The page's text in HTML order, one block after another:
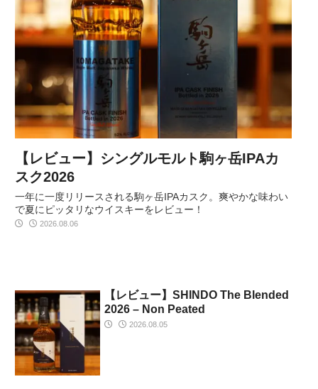
【レビュー】シングルモルト駒ヶ岳IPAカ
スク2026
一年に一度リリースされる駒ヶ岳IPAカスク。爽やかな味わい
で夏にピッタリなウイスキーをレビュー！
2026.08.06
【レビュー】SHINDO The Blended
2026 – Non Peated
2026.08.05